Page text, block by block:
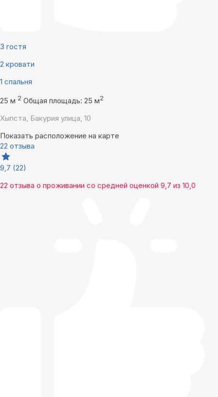
3 гостя
2 кровати
1 спальня
25 м 2 Общая площадь: 25 м2
Хыпста, Бакурия улица, 10
Показать расположение на карте
22 отзыва
9,7 (22)
22 отзыва о проживании со средней оценкой 9,7 из 10,0